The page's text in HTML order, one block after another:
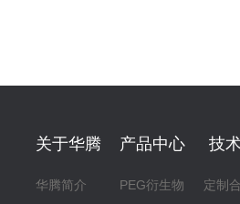
关于华腾
华腾简介
产品中心
PEG衍生物
技
定制